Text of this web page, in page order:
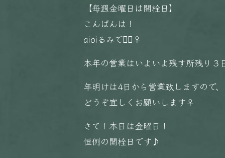
【毎週金曜日は開栓日】
こんばんは！
aioiるみです🏻‍♀️
本年の営業はいよいよ残す所残り３
年明けは4日から営業致しますので、
どうぞ宜しくお願いします‍♀️
さて！本日は金曜日！
恒例の開栓日です♪